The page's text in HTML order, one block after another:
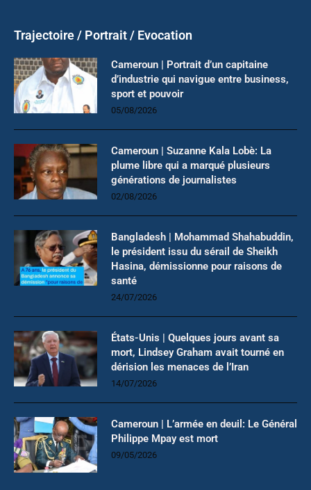
Trajectoire / Portrait / Evocation
Cameroun | Portrait d’un capitaine
d’industrie qui navigue entre business,
sport et pouvoir
05/08/2026
Cameroun | Suzanne Kala Lobè: La
plume libre qui a marqué plusieurs
générations de journalistes
02/08/2026
Bangladesh | Mohammad Shahabuddin,
le président issu du sérail de Sheikh
Hasina, démissionne pour raisons de
santé
24/07/2026
États-Unis | Quelques jours avant sa
mort, Lindsey Graham avait tourné en
dérision les menaces de l’Iran
14/07/2026
Cameroun | L’armée en deuil: Le Général
Philippe Mpay est mort
09/05/2026